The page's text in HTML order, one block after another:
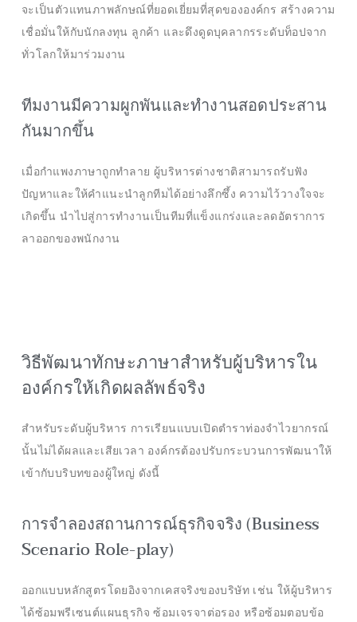
จะเป็นตัวแทนภาพลักษณ์ที่ยอดเยี่ยมที่สุดขององค์กร สร้างความ
เชื่อมั่นให้กับนักลงทุน ลูกค้า และดึงดูดบุคลากรระดับท็อปจาก
ทั่วโลกให้มาร่วมงาน
ทีมงานมีความผูกพันและทำงานสอดประสาน
กันมากขึ้น
เมื่อกำแพงภาษาถูกทำลาย ผู้บริหารต่างชาติสามารถรับฟัง
ปัญหาและให้คำแนะนำลูกทีมได้อย่างลึกซึ้ง ความไว้วางใจจะ
เกิดขึ้น นำไปสู่การทำงานเป็นทีมที่แข็งแกร่งและลดอัตราการ
ลาออกของพนักงาน
วิธีพัฒนาทักษะภาษาสำหรับผู้บริหารใน
องค์กรให้เกิดผลลัพธ์จริง
สำหรับระดับผู้บริหาร การเรียนแบบเปิดตำราท่องจำไวยากรณ์
นั้นไม่ได้ผลและเสียเวลา องค์กรต้องปรับกระบวนการพัฒนาให้
เข้ากับบริบทของผู้ใหญ่ ดังนี้
การจำลองสถานการณ์ธุรกิจจริง (Business
Scenario Role-play)
ออกแบบหลักสูตรโดยอิงจากเคสจริงของบริษัท เช่น ให้ผู้บริหาร
ได้ซ้อมพรีเซนต์แผนธุรกิจ ซ้อมเจรจาต่อรอง หรือซ้อมตอบข้อ